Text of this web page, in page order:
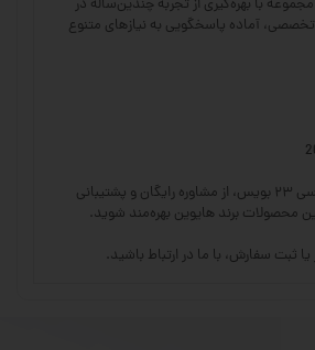
با بهره‌گیری از تجربه چندین‌ساله در
آماده پاسخگویی به نیازهای متنوع
با تماس با دفتر فنی سی‌ان‌سی ۲۳ بویس، از مشاوره رایگان و پشتیبانی
برند هایوین بهره‌مند شوید.
ثبت سفارش، با ما در ارتباط باشید.